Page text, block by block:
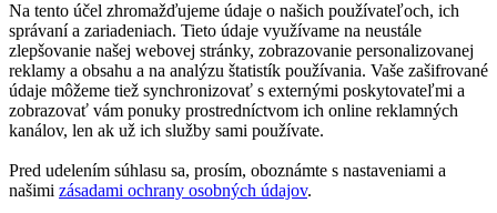
Na tento účel zhromažďujeme údaje o našich používateľoch, ich
správaní a zariadeniach. Tieto údaje využívame na neustále
zlepšovanie našej webovej stránky, zobrazovanie personalizovanej
reklamy a obsahu a na analýzu štatistík používania. Vaše zašifrované
údaje môžeme tiež synchronizovať s externými poskytovateľmi a
zobrazovať vám ponuky prostredníctvom ich online reklamných
kanálov, len ak už ich služby sami používate.
Pred udelením súhlasu sa, prosím, oboznámte s nastaveniami a
našimi zásadami ochrany osobných údajov.